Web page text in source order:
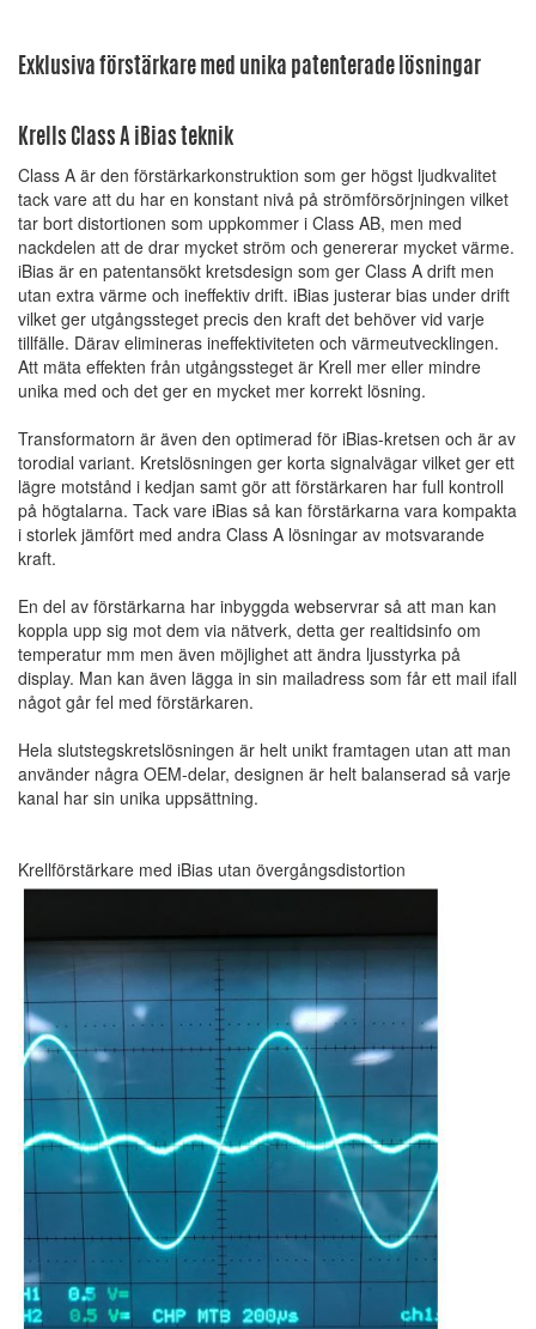
Exklusiva förstärkare med unika patenterade lösningar
Krells Class A iBias teknik
Class A är den förstärkarkonstruktion som ger högst ljudkvalitet
tack vare att du har en konstant nivå på strömförsörjningen vilket
tar bort distortionen som uppkommer i Class AB, men med
nackdelen att de drar mycket ström och genererar mycket värme.
iBias är en patentansökt kretsdesign som ger Class A drift men
utan extra värme och ineffektiv drift. iBias justerar bias under drift
vilket ger utgångssteget precis den kraft det behöver vid varje
tillfälle. Därav elimineras ineffektiviteten och värmeutvecklingen.
Att mäta effekten från utgångssteget är Krell mer eller mindre
unika med och det ger en mycket mer korrekt lösning.
Transformatorn är även den optimerad för iBias-kretsen och är av
torodial variant. Kretslösningen ger korta signalvägar vilket ger ett
lägre motstånd i kedjan samt gör att förstärkaren har full kontroll
på högtalarna. Tack vare iBias så kan förstärkarna vara kompakta
i storlek jämfört med andra Class A lösningar av motsvarande
kraft.
En del av förstärkarna har inbyggda webservrar så att man kan
koppla upp sig mot dem via nätverk, detta ger realtidsinfo om
temperatur mm men även möjlighet att ändra ljusstyrka på
display. Man kan även lägga in sin mailadress som får ett mail ifall
något går fel med förstärkaren.
Hela slutstegskretslösningen är helt unikt framtagen utan att man
använder några OEM-delar, designen är helt balanserad så varje
kanal har sin unika uppsättning.
Krellförstärkare med iBias utan övergångsdistortion